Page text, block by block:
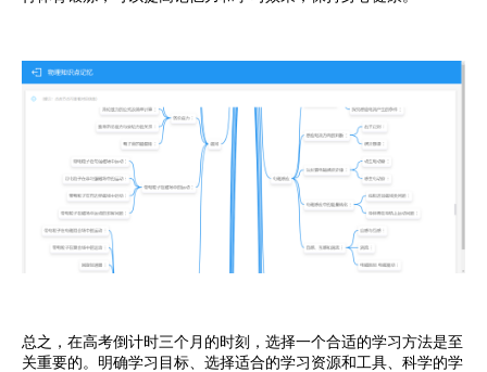
总之，在高考倒计时三个月的时刻，选择一个合适的学习方法是至
关重要的。明确学习目标、选择适合的学习资源和工具、科学的学